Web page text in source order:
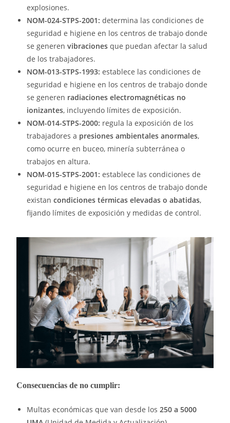
explosiones.
NOM-024-STPS-2001: determina las condiciones de
seguridad e higiene en los centros de trabajo donde
se generenvibraciones que puedan afectar la salud
de los trabajadores.
NOM-013-STPS-1993: establece las condiciones de
seguridad e higiene en los centros de trabajo donde
se generen radiaciones electromagnéticas no
ionizantes, incluyendo límites de exposición.
NOM-014-STPS-2000: regula la exposición de los
trabajadores a presiones ambientales anormales,
como ocurre en buceo, minería subterránea o
trabajos en altura.
NOM-015-STPS-2001: establece las condiciones de
seguridad e higiene en los centros de trabajo donde
existancondiciones térmicas elevadas o abatidas,
fijando límites de exposición y medidas de control.
Consecuencias de no cumplir:
Multas económicas que van desde los250 a 5000